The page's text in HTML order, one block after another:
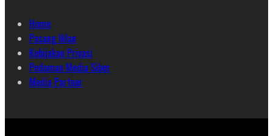
Home
Pasang Iklan
Kebijakan Privasi
Pedoman Media Siber
Media Partner